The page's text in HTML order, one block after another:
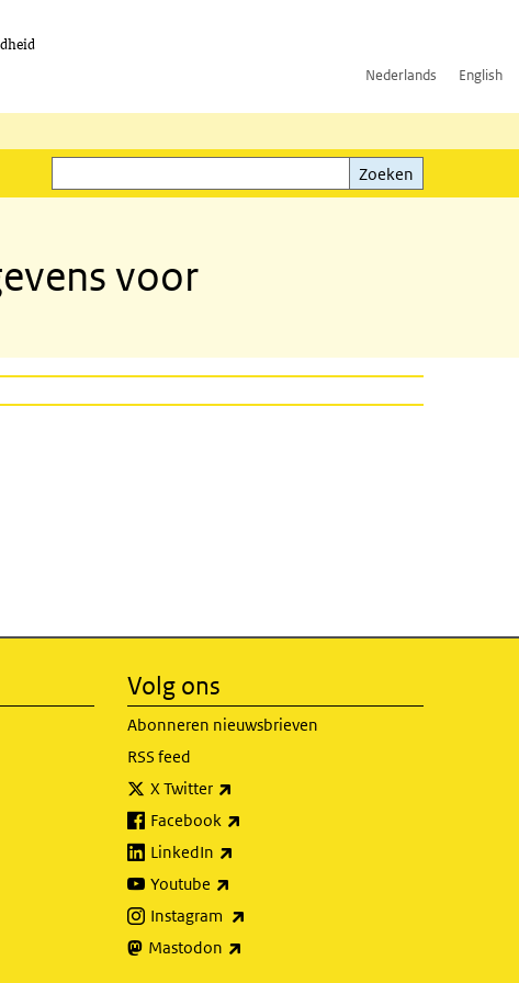
Nederlands English
Zoeken
Zoeken
voor
Volg ons
Abonneren nieuwsbrieven
RSS feed
X Twitter
Facebook
LinkedIn
Youtube
Instagram
Mastodon